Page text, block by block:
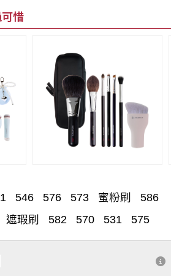
惜
546 576 573 蜜粉刷
586
遮瑕刷 582 570 531
575
粉底刷 粉底液 粉底刮
557
刷